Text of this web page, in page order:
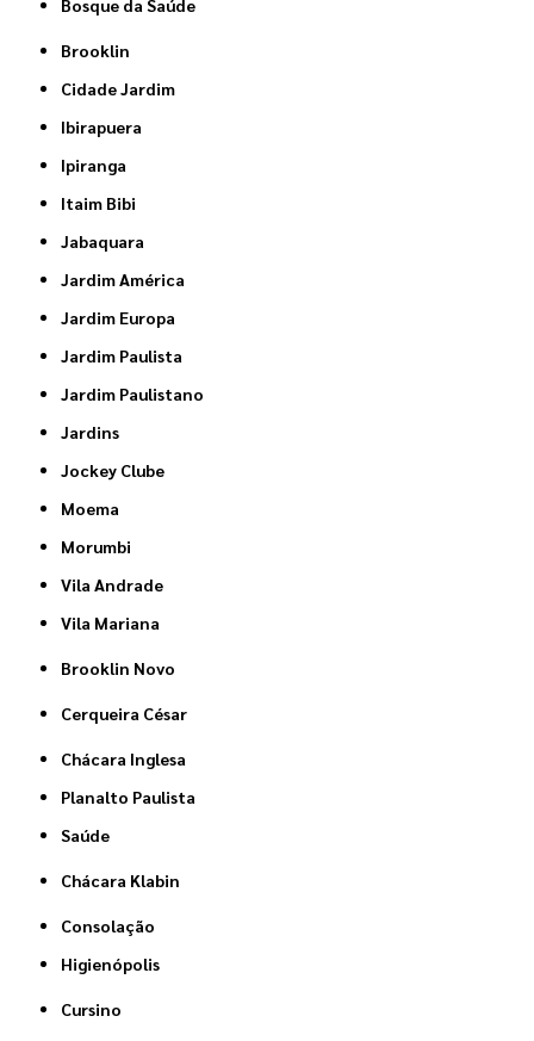
Bosque da Saúde
Brooklin
Cidade Jardim
Ibirapuera
Ipiranga
Itaim Bibi
Jabaquara
Jardim América
Jardim Europa
Jardim Paulista
Jardim Paulistano
Jardins
Jockey Clube
Moema
Morumbi
Vila Andrade
Vila Mariana
Brooklin Novo
Cerqueira César
Chácara Inglesa
Planalto Paulista
Saúde
Chácara Klabin
Consolação
Higienópolis
Cursino